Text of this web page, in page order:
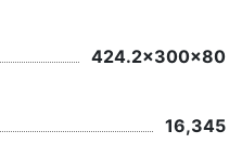
424.2x300x80
16,345